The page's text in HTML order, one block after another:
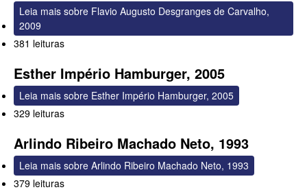
Leia mais sobre Flavio Augusto Desgranges de Carvalho,
2009
381 leituras
Esther Império Hamburger, 2005
Leia mais sobre Esther Império Hamburger, 2005
329 leituras
Arlindo Ribeiro Machado Neto, 1993
Leia mais sobre Arlindo Ribeiro Machado Neto, 1993
379 leituras